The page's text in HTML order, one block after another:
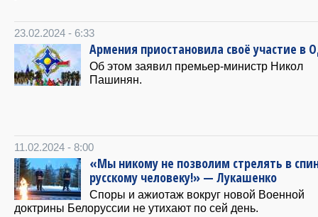
23.02.2024 - 6:33
Армения приостановила своё участие в
Об этом заявил премьер-министр Никол
Пашинян.
11.02.2024 - 8:00
«Мы никому не позволим стрелять в
русскому человеку!» — Лукашенко
Споры и ажиотаж вокруг новой Военной
доктрины Белоруссии не утихают по сей день.